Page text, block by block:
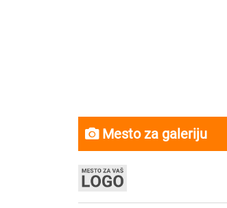
Mesto za galeriju